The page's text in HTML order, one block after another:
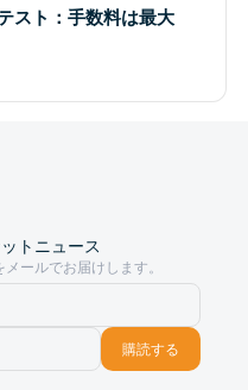
スト：手数料は最大
トニュース
ールでお届けします。
購読する